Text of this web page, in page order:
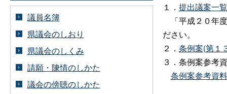
１． 提出議案一
「平成２０年
ださい。
２． 条例案(第１
３．条例案参考
条例案参考資
議員名簿
県議会のしおり
県議会のしくみ
請願・陳情のしかた
議会の傍聴のしかた